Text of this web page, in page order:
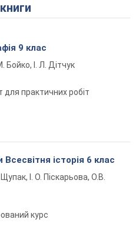
9 клас
Бойко, І. Л. Дітчук
для практичних робіт
Всесвітня історія 6 клас
Щупак, І. О. Піскарьова, О.В.
курс